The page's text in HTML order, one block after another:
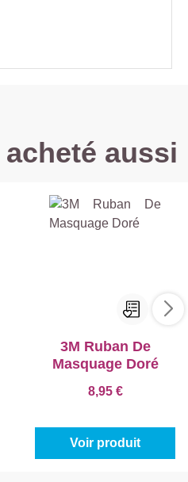
aussi
3M Ruban De
Masquage Doré
8,95 €
Voir produit